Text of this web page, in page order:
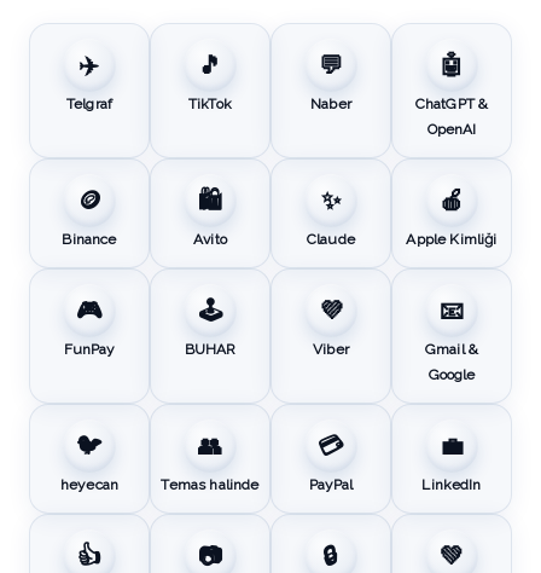
✈️
Telgraf
🎵
TikTok
💬
Naber
🤖
ChatGPT &
OpenAI
🪙
Binance
🛍️
Avito
✨
Claude
🍎
Apple Kimliği
🎮
FunPay
🕹️
BUHAR
💜
Viber
📧
Gmail &
Google
🐦
heyecan
👥
Temas halinde
💳
PayPal
💼
LinkedIn
👍 📷 🔒 💚